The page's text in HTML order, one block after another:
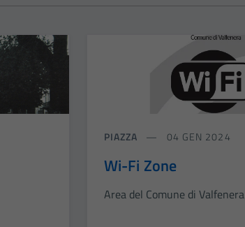
PIAZZA 04 GEN 2024
Wi-Fi Zone
Area del Comune di Valfenera